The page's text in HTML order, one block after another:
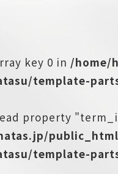
key 0 in /home/
template-
property
template-